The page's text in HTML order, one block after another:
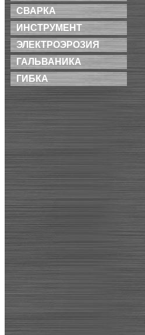
СВАРКА
ИНСТРУМЕНТ
ЭЛЕКТРОЭРОЗИЯ
ГАЛЬВАНИКА
ГИБКА